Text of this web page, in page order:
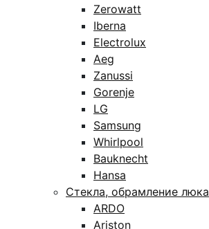
Zerowatt
Iberna
Electrolux
Aeg
Zanussi
Gorenje
LG
Samsung
Whirlpool
Bauknecht
Hansa
Стекла, обрамление люка
ARDO
Ariston